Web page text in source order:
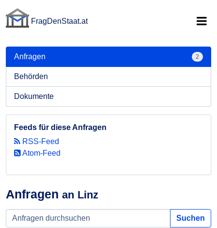
FragDenStaat.at
Anfragen an Linz
Suchen
Anfragen 2
Behörden
Dokumente
Feeds für diese Anfragen
RSS-Feed
Atom-Feed